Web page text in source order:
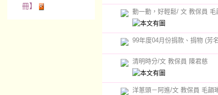
冊】
動一動，好輕鬆/ 文 教保員 毛
99年度04月份捐款、捐物 (芳
清明時分/文 教保員 陳君慈
洋蔥頭－阿進/文 教保員 毛韻